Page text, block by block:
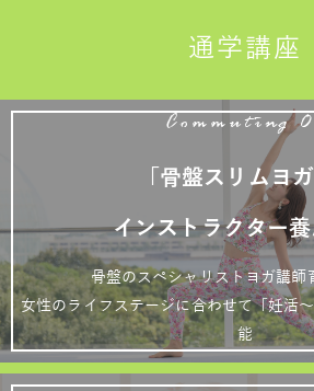
通学講座
Commuting
「骨盤スリムヨ
インストラクター
骨盤のスペシャリストヨガ講師
女性のライフステージに合わせて「妊活
能